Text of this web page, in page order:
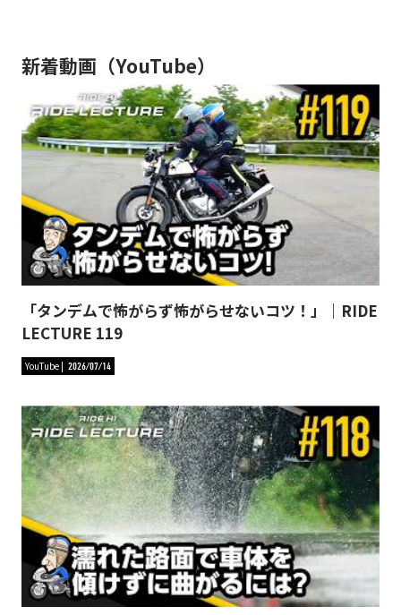
新着動画（YouTube）
「タンデムで怖がらず怖がらせないコツ！」｜RIDE
LECTURE 119
YouTube 2026/07/14